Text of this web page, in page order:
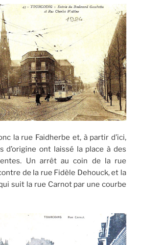
la rue Faidherbe et, à partir d’ici,
d’origine ont laissé la place à des
Un arrêt au coin de la rue
de la rue Fidèle Dehouck, et la
suit la rue Carnot par une courbe